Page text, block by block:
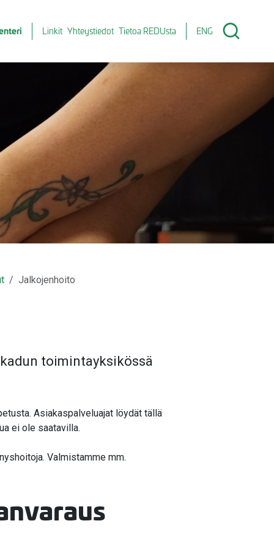
Linkit Yhteystiedot Tietoa REDUsta ENG
Jalkojenhoito
toimintayksikössä
Asiakaspalveluajat löydät tällä
ei ole saatavilla.
Valmistamme mm.